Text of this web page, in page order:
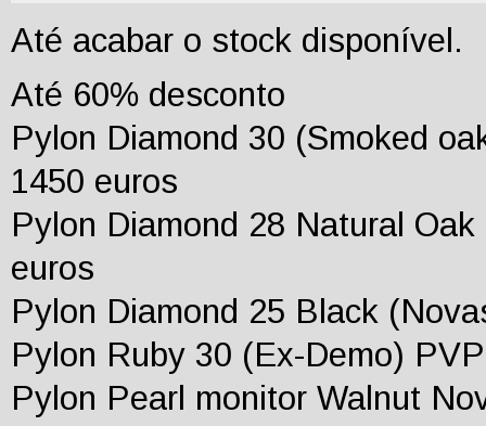
Até acabar o stock disponível.
Até 60% desconto
Pylon Diamond 30 (Smoked
1450 euros
Pylon Diamond 28 Natural
euros
Pylon Diamond 25 Black
Pylon Ruby 30 (Ex-Demo)
Pylon Pearl monitor Walnut